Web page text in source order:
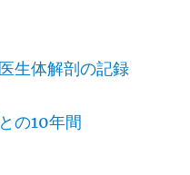
生体解剖の記録
の10年間